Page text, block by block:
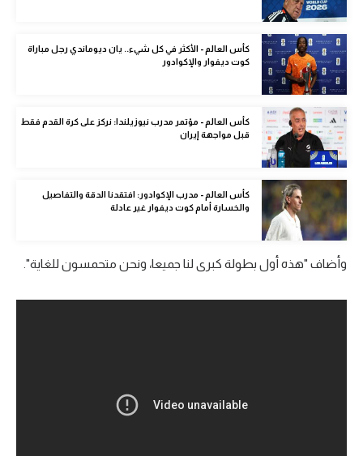
رياضة نسائية
آسيا
أمريكا
ركن الألعاب
أقسام خاصة
Gamers
ميركاتو
كأس العالم - الأكثر في كل شيء.. يان ديوماندي رجل مباراة
كوت ديفوار والإكوادور
كأس العالم - مؤتمر مدرب نيوزيلندا: نركز على كرة القدم فقط
قبل مواجهة إيران
كأس العالم - مدرب الإكوادور: افتقدنا الدقة والتفاصيل
والخسارة أمام كوت ديفوار غير عادلة
وأضاف "هذه أول بطولة كبرى لنا جميعا، ونحن متحمسون للغاية".